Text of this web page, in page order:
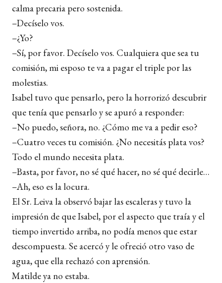
calma precaria pero sostenida.
–Decíselo vos.
–¿Yo?
–Sí, por favor. Decíselo vos. Cualquiera que sea tu
comisión, mi esposo te va a pagar el triple por las
molestias.
Isabel tuvo que pensarlo, pero la horrorizó descubrir
que tenía que pensarlo y se apuró a responder:
–No puedo, señora, no. ¿Cómo me va a pedir eso?
–Cuatro veces tu comisión. ¿No necesitás plata vos?
Todo el mundo necesita plata.
–Basta, por favor, no sé qué hacer, no sé qué decirle…
–Ah, eso es la locura.
El Sr. Leiva la observó bajar las escaleras y tuvo la
impresión de que Isabel, por el aspecto que traía y el
tiempo invertido arriba, no podía menos que estar
descompuesta. Se acercó y le ofreció otro vaso de
agua, que ella rechazó con aprensión.
Matilde ya no estaba.